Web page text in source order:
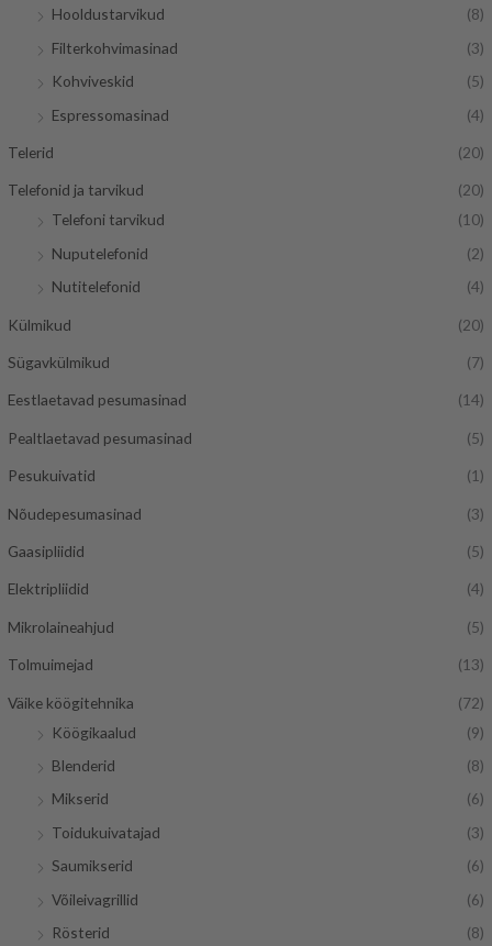
e
h
i
n
d
n
e
h
i
n
Hooldustarvikud
(8)
Filterkohvimasinad
(3)
Kohviveskid
(5)
Espressomasinad
(4)
Telerid (20)
Telefonid ja tarvikud
(20)
Telefoni tarvikud
(10)
Nuputelefonid
(2)
Nutitelefonid
(4)
Külmikud (20)
Sügavkülmikud (7)
Eestlaetavad pesumasinad (14)
Pealtlaetavad pesumasinad (5)
Pesukuivatid (1)
Nõudepesumasinad (3)
Gaasipliidid (5)
Elektripliidid (4)
Mikrolaineahjud (5)
Tolmuimejad (13)
Väike köögitehnika
(72)
Köögikaalud
(9)
Blenderid
(8)
Mikserid
(6)
Toidukuivatajad
(3)
Saumikserid
(6)
Võileivagrillid
(6)
Rösterid
(8)